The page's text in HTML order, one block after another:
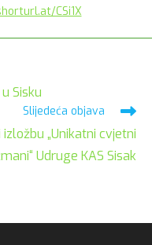
CSi1X
Sisku
Slijedeća objava
„Unikatni cvjetni
Udruge KAS Sisak